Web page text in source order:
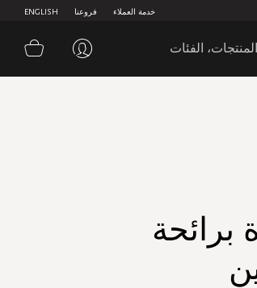
ENGLISH فروعنا خدمة العملاء
سلة